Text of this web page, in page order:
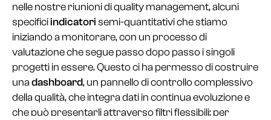
nelle nostre riunioni di quality management, alcuni
specificiindicatorisemi-quantitativi che stiamo
iniziando a monitorare, con un processo di
valutazione che segue passo dopo passo i singoli
progetti in essere. Questo ci ha permesso di costruire
unadashboard, un pannello di controllo complessivo
della qualità, che integra dati in continua evoluzione e
che può presentarli attraverso filtri flessibili: per